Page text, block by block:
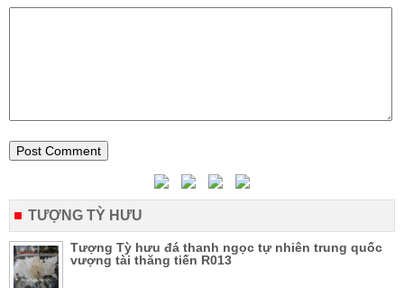
TƯỢNG TỲ HƯU
Tượng Tỳ hưu đá thanh ngọc tự nhiên trung quốc
vượng tài thăng tiến R013